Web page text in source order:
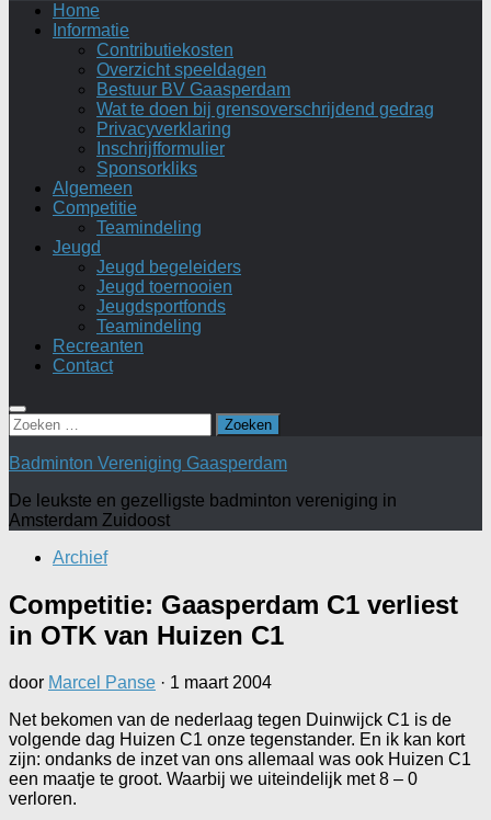
Home
Informatie
Contributiekosten
Overzicht speeldagen
Bestuur BV Gaasperdam
Wat te doen bij grensoverschrijdend gedrag
Privacyverklaring
Inschrijfformulier
Sponsorkliks
Algemeen
Competitie
Teamindeling
Jeugd
Jeugd begeleiders
Jeugd toernooien
Jeugdsportfonds
Teamindeling
Recreanten
Contact
Zoeken
naar:
Badminton Vereniging Gaasperdam
De leukste en gezelligste badminton vereniging in
Amsterdam Zuidoost
Archief
Competitie: Gaasperdam C1 verliest
in OTK van Huizen C1
door Marcel Panse · 1 maart 2004
Net bekomen van de nederlaag tegen Duinwijck C1 is de
volgende dag Huizen C1 onze tegenstander. En ik kan kort
zijn: ondanks de inzet van ons allemaal was ook Huizen C1
een maatje te groot. Waarbij we uiteindelijk met 8 – 0
verloren.